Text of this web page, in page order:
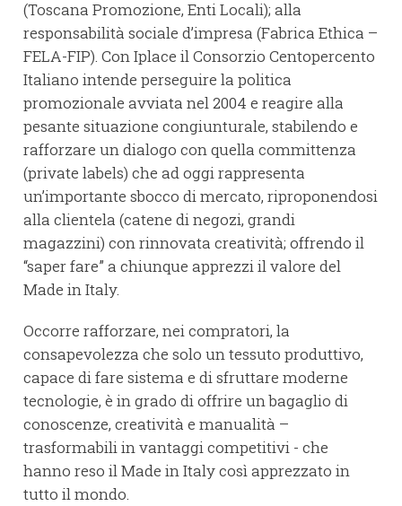
(Toscana Promozione, Enti Locali); alla
responsabilità sociale d’impresa (Fabrica Ethica –
FELA-FIP). Con Iplace il Consorzio Centopercento
Italiano intende perseguire la politica
promozionale avviata nel 2004 e reagire alla
pesante situazione congiunturale, stabilendo e
rafforzare un dialogo con quella committenza
(private labels) che ad oggi rappresenta
un’importante sbocco di mercato, riproponendosi
alla clientela (catene di negozi, grandi
magazzini) con rinnovata creatività; offrendo il
“saper fare” a chiunque apprezzi il valore del
Made in Italy.
Occorre rafforzare, nei compratori, la
consapevolezza che solo un tessuto produttivo,
capace di fare sistema e di sfruttare moderne
tecnologie, è in grado di offrire un bagaglio di
conoscenze, creatività e manualità –
trasformabili in vantaggi competitivi - che
hanno reso il Made in Italy così apprezzato in
tutto il mondo.